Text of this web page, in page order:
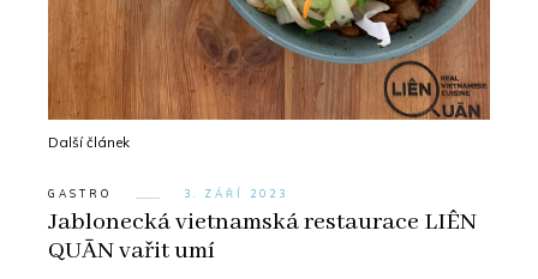
Další článek
GASTRO 3. ZÁŘÍ 2023
Jablonecká vietnamská restaurace LIÊN
QUĀN vařit umí